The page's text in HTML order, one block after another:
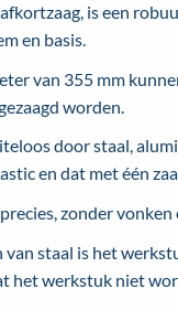
is een
en basis.
van 355 mm
worden.
door staal,
en dat met één
zonder vonken
van staal is het
het werkstuk niet